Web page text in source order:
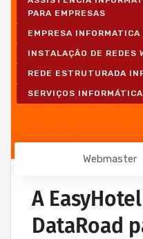
PARA EMPRESAS
EMPRESA
INSTALAÇÃO DE REDES
REDE ESTRUTURADA
SERVIÇOS
Webmaster
A
DataRoad